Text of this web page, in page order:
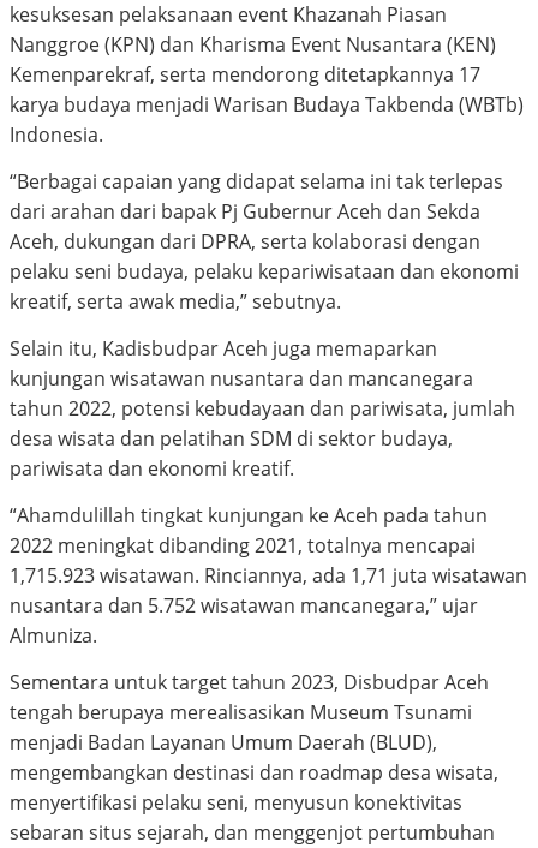
kesuksesan pelaksanaan event Khazanah Piasan
Nanggroe (KPN) dan Kharisma Event Nusantara (KEN)
Kemenparekraf, serta mendorong ditetapkannya 17
karya budaya menjadi Warisan Budaya Takbenda (WBTb)
Indonesia.
“Berbagai capaian yang didapat selama ini tak terlepas
dari arahan dari bapak Pj Gubernur Aceh dan Sekda
Aceh, dukungan dari DPRA, serta kolaborasi dengan
pelaku seni budaya, pelaku kepariwisataan dan ekonomi
kreatif, serta awak media,” sebutnya.
Selain itu, Kadisbudpar Aceh juga memaparkan
kunjungan wisatawan nusantara dan mancanegara
tahun 2022, potensi kebudayaan dan pariwisata, jumlah
desa wisata dan pelatihan SDM di sektor budaya,
pariwisata dan ekonomi kreatif.
“Ahamdulillah tingkat kunjungan ke Aceh pada tahun
2022 meningkat dibanding 2021, totalnya mencapai
1,715.923 wisatawan. Rinciannya, ada 1,71 juta wisatawan
nusantara dan 5.752 wisatawan mancanegara,” ujar
Almuniza.
Sementara untuk target tahun 2023, Disbudpar Aceh
tengah berupaya merealisasikan Museum Tsunami
menjadi Badan Layanan Umum Daerah (BLUD),
mengembangkan destinasi dan roadmap desa wisata,
menyertifikasi pelaku seni, menyusun konektivitas
sebaran situs sejarah, dan menggenjot pertumbuhan